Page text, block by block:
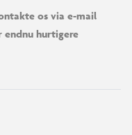
os via e-mail
hurtigere